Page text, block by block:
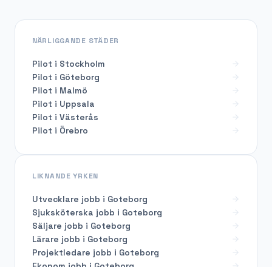
NÄRLIGGANDE STÄDER
Pilot i Stockholm
Pilot i Göteborg
Pilot i Malmö
Pilot i Uppsala
Pilot i Västerås
Pilot i Örebro
LIKNANDE YRKEN
Utvecklare jobb i Goteborg
Sjuksköterska jobb i Goteborg
Säljare jobb i Goteborg
Lärare jobb i Goteborg
Projektledare jobb i Goteborg